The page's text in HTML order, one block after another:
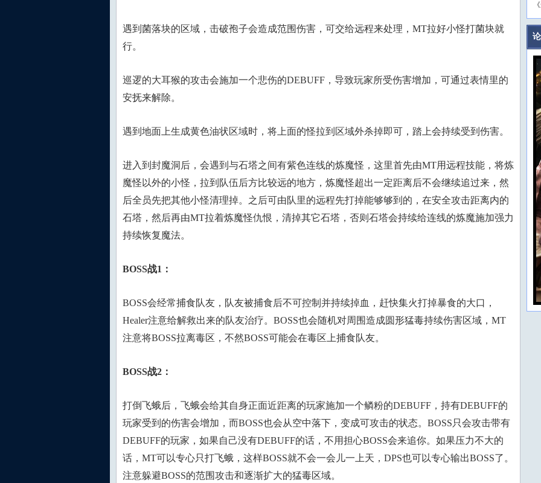
遇到菌落块的区域，击破孢子会造成范围伤害，可交给远程来处理，MT拉好小怪打菌块就
行。
巡逻的大耳猴的攻击会施加一个悲伤的DEBUFF，导致玩家所受伤害增加，可通过表情里的
安抚来解除。
遇到地面上生成黄色油状区域时，将上面的怪拉到区域外杀掉即可，踏上会持续受到伤害。
进入到封魔洞后，会遇到与石塔之间有紫色连线的炼魔怪，这里首先由MT用远程技能，将炼
魔怪以外的小怪，拉到队伍后方比较远的地方，炼魔怪超出一定距离后不会继续追过来，然
后全员先把其他小怪清理掉。之后可由队里的远程先打掉能够够到的，在安全攻击距离内的
石塔，然后再由MT拉着炼魔怪仇恨，清掉其它石塔，否则石塔会持续给连线的炼魔施加强力
持续恢复魔法。
BOSS战1：
BOSS会经常捕食队友，队友被捕食后不可控制并持续掉血，赶快集火打掉暴食的大口，
Healer注意给解救出来的队友治疗。BOSS也会随机对周围造成圆形猛毒持续伤害区域，MT
注意将BOSS拉离毒区，不然BOSS可能会在毒区上捕食队友。
BOSS战2：
打倒飞蛾后，飞蛾会给其自身正面近距离的玩家施加一个鳞粉的DEBUFF，持有DEBUFF的
玩家受到的伤害会增加，而BOSS也会从空中落下，变成可攻击的状态。BOSS只会攻击带有
DEBUFF的玩家，如果自己没有DEBUFF的话，不用担心BOSS会来追你。如果压力不大的
话，MT可以专心只打飞蛾，这样BOSS就不会一会儿一上天，DPS也可以专心输出BOSS了。
注意躲避BOSS的范围攻击和逐渐扩大的猛毒区域。